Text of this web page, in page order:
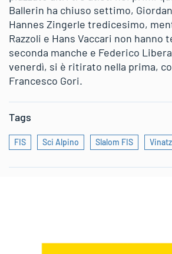
Ballerin ha chiuso settimo,
Hannes Zingerle tredicesimo,
Razzoli e Hans Vaccari non hanno
seconda manche e Federico
venerdì, si è ritirato nella prima,
Francesco Gori.
Tags
FIS Sci Alpino Slalom FIS